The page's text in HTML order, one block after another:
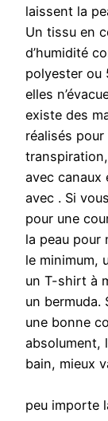
laissent la
Un tissu en
d’humidité
polyester ou
elles
existe des
réalisés pour
avec canaux
avec . Si
pour une
la peau pour
le minimum,
un T-shirt à
un bermuda.
une bonne
absolument,
bain, mieux
peu importe